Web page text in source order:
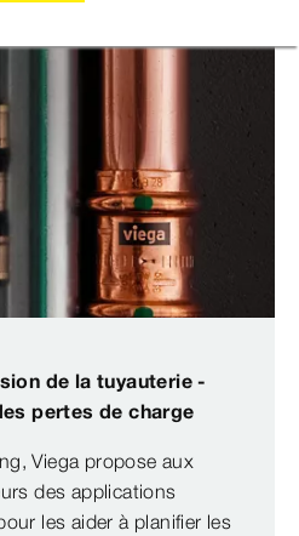
de la tuyauterie -
pertes de charge
Viega propose aux
des applications
les aider à planifier les